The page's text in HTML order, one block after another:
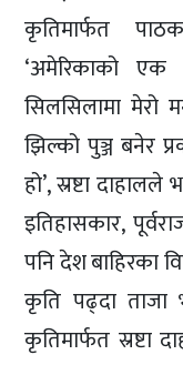
कृतिमार्फत
‘अमेरिकाको
सिलसिलामा मेरो
झिल्को पुञ्ज बनेर
हो’, स्रष्टा
इतिहासकार,
पनि देश बाहिरका
कृति पढ्दा
कृतिमार्फत स्रष्टा